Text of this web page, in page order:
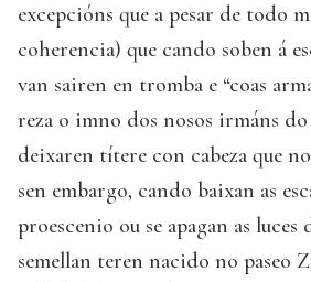
excepcións que a pesar de todo
coherencia) que cando soben á
van sairen en tromba e “coas
reza o imno dos nosos irmáns
deixaren títere con cabeza que
sen embargo, cando baixan as
proescenio ou se apagan as luces
semellan teren nacido no paseo